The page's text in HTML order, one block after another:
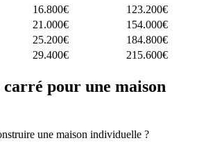
16.800€
123.200€
21.000€
154.000€
25.200€
184.800€
29.400€ 215.600€
pour une maison
une maison individuelle ?